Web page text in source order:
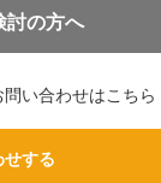
討の方へ
い合わせはこちら
せする